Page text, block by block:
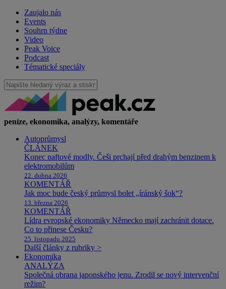
Zaujalo nás
Events
Souhrn týdne
Video
Peak Voice
Podcast
Tématické speciály
peníze, ekonomika, analýzy, komentáře
Autoprůmysl
ČLÁNEK
Konec naftové modly. Češi prchají před drahým benzinem k
elektromobilům
22. dubna 2026
KOMENTÁŘ
Jak moc bude český průmysl bolet „íránský šok“?
13. března 2026
KOMENTÁŘ
Lídra evropské ekonomiky Německo mají zachránit dotace.
Co to přinese Česku?
25. listopadu 2025
Další články z rubriky >
Ekonomika
ANALÝZA
Společná obrana japonského jenu. Zrodil se nový intervenční
režim?